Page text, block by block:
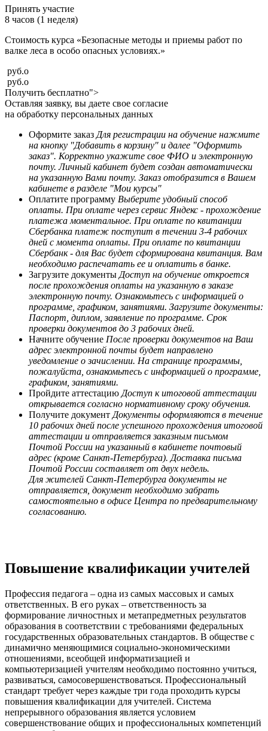
Принять участие
8 часов (1 неделя)
Стоимость курса «Безопасные методы и приемы работ по
валке леса в особо опасных условиях.»
руб.o
руб.o
Получить бесплатно">
Оставляя заявку, вы даете свое согласие
на обработку персональных данных
Оформите заказ Для регистрации на обучение нажмите
на кнопку "Добавить в корзину" и далее "Оформить
заказ". Корректно укажите свое ФИО и электронную
почту. Личный кабинет будет создан автоматически
на указанную Вами почту. Заказ отобразится в Вашем
кабинете в разделе "Мои курсы"
Оплатите программу Выберите удобный способ
оплаты. При оплате через сервис Яндекс - прохождение
платежа моментальное. При оплате по квитанции
Сбербанка платеж поступит в течении 3-4 рабочих
дней с момента оплаты. При оплате по квитанции
Сбербанк - для Вас будет сформирована квитанция. Вам
необходимо распечатать ее и оплатить в банке.
Загрузите документы Доступ на обучение откроется
после прохождения оплаты на указанную в заказе
электронную почту. Ознакомьтесь с информацией о
программе, графиком, занятиями. Загрузите документы:
Паспорт, диплом, заявление по программе. Срок
проверки документов до 3 рабочих дней.
Начните обучение После проверки документов на Ваш
адрес электронной почты будет направлено
уведомление о зачислении. На странице программы,
пожалуйста, ознакомьтесь с информацией о программе,
графиком, занятиями.
Пройдите аттестацию Доступ к итоговой аттестации
открывается согласно нормативному сроку обучения.
Получите документ Документы оформляются в течение
10 рабочих дней после успешного прохождения итоговой
аттестации и отправляется заказным письмом
Почтой России на указанный в кабинете почтовый
адрес (кроме Санкт-Петербурга). Доставка письма
Почтой России составляет от двух недель.
Для жителей Санкт-Петербурга документы не
отправляется, документ необходимо забрать
самостоятельно в офисе Центра по предварительному
согласованию.
Повышение квалификации учителей
Профессия педагога – одна из самых массовых и самых
ответственных. В его руках – ответственность за
формирование личностных и метапредметных результатов
образования в соответствии с требованиями федеральных
государственных образовательных стандартов. В обществе с
динамично меняющимися социально-экономическими
отношениями, всеобщей информатизацией и
компьютеризацией учителям необходимо постоянно учиться,
развиваться, самосовершенствоваться. Профессиональный
стандарт требует через каждые три года проходить курсы
повышения квалификации для учителей. Система
непрерывного образования является условием
совершенствование общих и профессиональных компетенций